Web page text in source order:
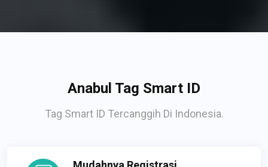
Anabul Tag Smart ID
Tag Smart ID Tercanggih Di Indonesia.